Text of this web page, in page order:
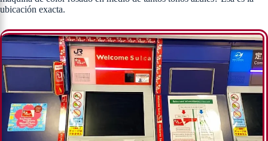
ubicación exacta.